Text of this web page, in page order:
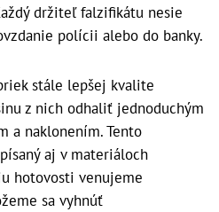
držiteľ falzifikátu nesie
polícii alebo do banky.
stále lepšej kvalite
z nich odhaliť jednoduchým
a naklonením. Tento
aj v materiáloch
hotovosti venujeme
sa vyhnúť